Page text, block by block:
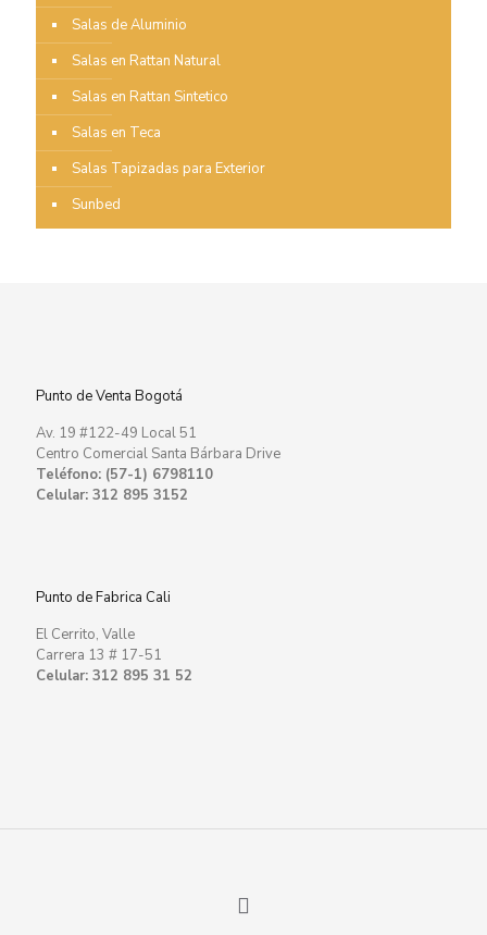
Salas de Aluminio
Salas en Rattan Natural
Salas en Rattan Sintetico
Salas en Teca
Salas Tapizadas para Exterior
Sunbed
Punto de Venta Bogotá
Av. 19 #122-49 Local 51
Centro Comercial Santa Bárbara Drive
Teléfono: (57-1) 6798110
Celular: 312 895 3152
Punto de Fabrica Cali
El Cerrito, Valle
Carrera 13 # 17-51
Celular: 312 895 31 52